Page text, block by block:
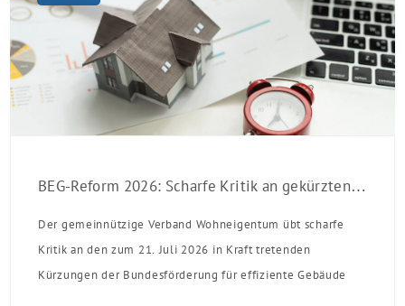
BEG-Reform 2026: Scharfe Kritik an gekürzten Sanierungsförderungen
Der gemeinnützige Verband Wohneigentum übt scharfe
Kritik an den zum 21. Juli 2026 in Kraft tretenden
Kürzungen der Bundesförderung für effiziente Gebäude